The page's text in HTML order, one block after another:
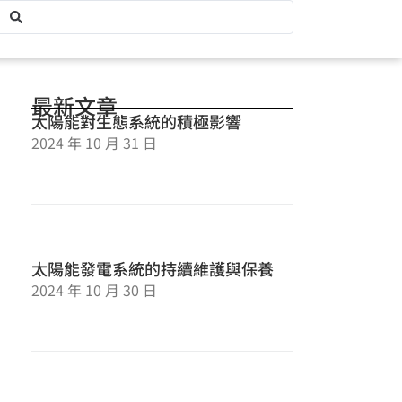
最新文章
太陽能對生態系統的積極影響
2024 年 10 月 31 日
太陽能發電系統的持續維護與保養
2024 年 10 月 30 日